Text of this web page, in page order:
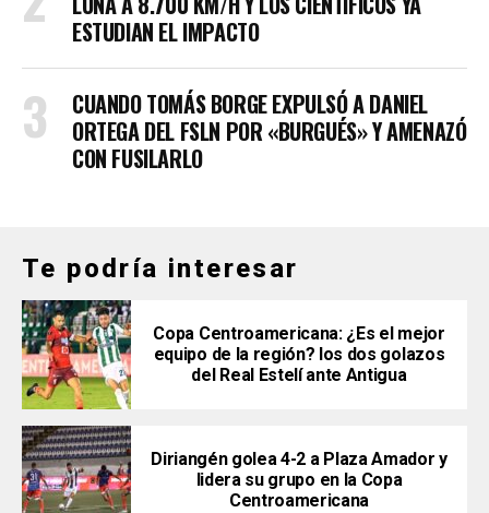
ESTUDIAN EL IMPACTO
CUANDO TOMÁS BORGE EXPULSÓ A DANIEL
ORTEGA DEL FSLN POR «BURGUÉS» Y AMENAZÓ
CON FUSILARLO
Te podría interesar
Copa Centroamericana: ¿Es el mejor
equipo de la región? los dos golazos
del Real Estelí ante Antigua
Diriangén golea 4-2 a Plaza Amador y
lidera su grupo en la Copa
Centroamericana